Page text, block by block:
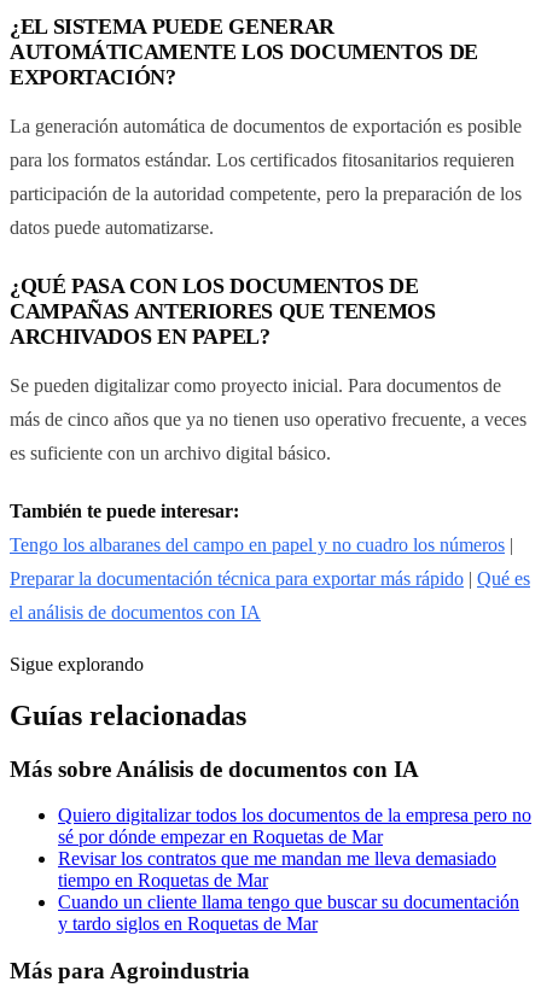
¿EL SISTEMA PUEDE GENERAR
AUTOMÁTICAMENTE LOS DOCUMENTOS DE
EXPORTACIÓN?
La generación automática de documentos de exportación es posible
para los formatos estándar. Los certificados fitosanitarios requieren
participación de la autoridad competente, pero la preparación de los
datos puede automatizarse.
¿QUÉ PASA CON LOS DOCUMENTOS DE
CAMPAÑAS ANTERIORES QUE TENEMOS
ARCHIVADOS EN PAPEL?
Se pueden digitalizar como proyecto inicial. Para documentos de
más de cinco años que ya no tienen uso operativo frecuente, a veces
es suficiente con un archivo digital básico.
También te puede interesar:
Tengo los albaranes del campo en papel y no cuadro los números |
Preparar la documentación técnica para exportar más rápido | Qué es
el análisis de documentos con IA
Sigue explorando
Guías relacionadas
Más sobre Análisis de documentos con IA
Quiero digitalizar todos los documentos de la empresa pero no
sé por dónde empezar en Roquetas de Mar
Revisar los contratos que me mandan me lleva demasiado
tiempo en Roquetas de Mar
Cuando un cliente llama tengo que buscar su documentación
y tardo siglos en Roquetas de Mar
Más para Agroindustria